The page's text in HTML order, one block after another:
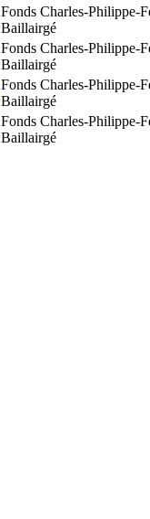
Fonds Charles-Philippe-
Baillairgé
Fonds Charles-Philippe-
Baillairgé
Fonds Charles-Philippe-
Baillairgé
Fonds Charles-Philippe-
Baillairgé